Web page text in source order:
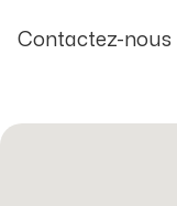
Contactez-nous